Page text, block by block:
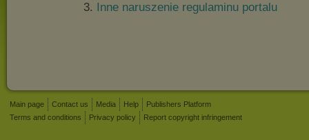
Inne naruszenie regulaminu portalu
Main page Contact us Media Help
Publishers Platform
Terms and conditions
Privacy policy Report copyright infringement